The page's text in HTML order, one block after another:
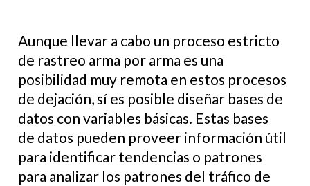
Aunque llevar a cabo un proceso estricto
de rastreo arma por arma es una
posibilidad muy remota en estos procesos
de dejación, sí es posible diseñar bases de
datos con variables básicas. Estas bases
de datos pueden proveer información útil
para identificar tendencias o patrones
para analizar los patrones del tráfico de